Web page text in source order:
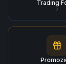
Trading